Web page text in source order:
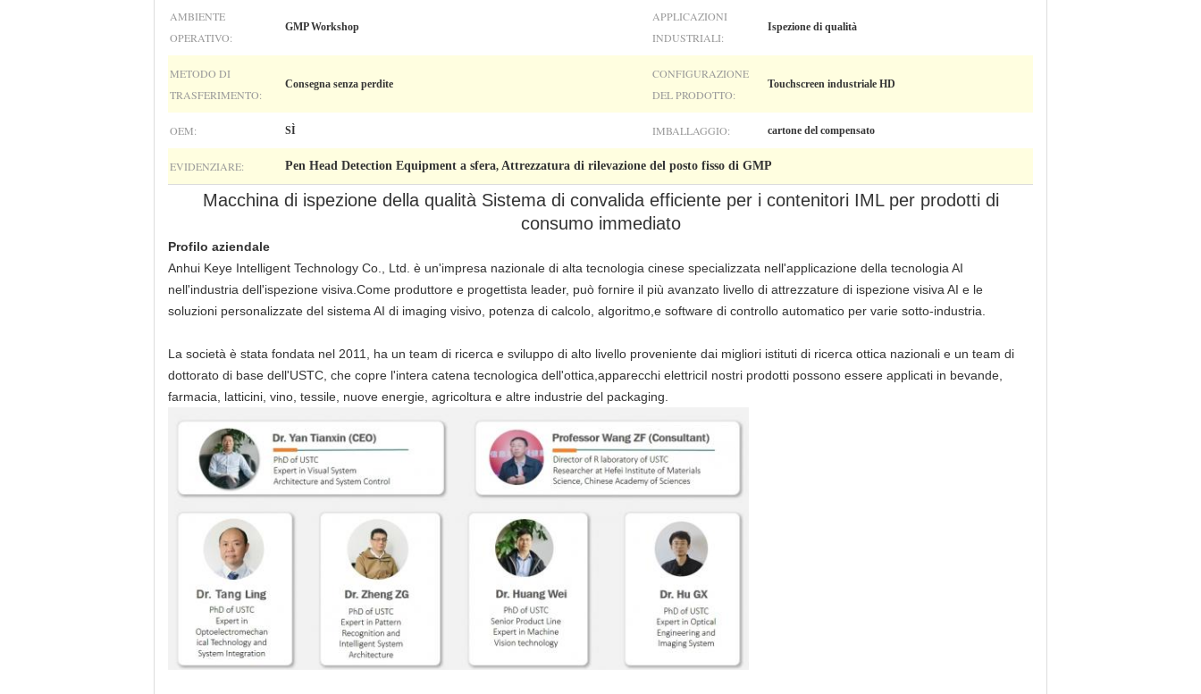
AMBIENTE
OPERATIVO:
GMP Workshop
APPLICAZIONI
INDUSTRIALI:
Ispezione di qualità
METODO DI
TRASFERIMENTO:
Consegna senza perdite
CONFIGURAZIONE
DEL PRODOTTO:
Touchscreen industriale HD
OEM: SÌ IMBALLAGGIO: cartone del compensato
EVIDENZIARE: Pen Head Detection Equipment a sfera, Attrezzatura di rilevazione del posto fisso di GMP
Macchina di ispezione della qualità Sistema di convalida efficiente per i contenitori IML per prodotti di
consumo immediato
Profilo aziendale
Anhui Keye Intelligent Technology Co., Ltd. è un'impresa nazionale di alta tecnologia cinese specializzata nell'applicazione della tecnologia AI
nell'industria dell'ispezione visiva.Come produttore e progettista leader, può fornire il più avanzato livello di attrezzature di ispezione visiva AI e le
soluzioni personalizzate del sistema AI di imaging visivo, potenza di calcolo, algoritmo,e software di controllo automatico per varie sotto-industria.
La società è stata fondata nel 2011, ha un team di ricerca e sviluppo di alto livello proveniente dai migliori istituti di ricerca ottica nazionali e un team di
dottorato di base dell'USTC, che copre l'intera catena tecnologica dell'ottica,apparecchi elettriciI nostri prodotti possono essere applicati in bevande,
farmacia, latticini, vino, tessile, nuove energie, agricoltura e altre industrie del packaging.